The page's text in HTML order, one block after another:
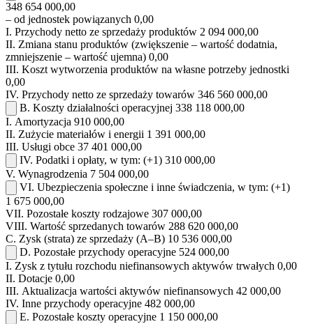
348 654 000,00
– od jednostek powiązanych 0,00
I. Przychody netto ze sprzedaży produktów 2 094 000,00
II. Zmiana stanu produktów (zwiększenie – wartość dodatnia,
zmniejszenie – wartość ujemna) 0,00
III. Koszt wytworzenia produktów na własne potrzeby jednostki
0,00
IV. Przychody netto ze sprzedaży towarów 346 560 000,00
B. Koszty działalności operacyjnej 338 118 000,00
I. Amortyzacja 910 000,00
II. Zużycie materiałów i energii 1 391 000,00
III. Usługi obce 37 401 000,00
IV. Podatki i opłaty, w tym: (+1) 310 000,00
V. Wynagrodzenia 7 504 000,00
VI. Ubezpieczenia społeczne i inne świadczenia, w tym: (+1)
1 675 000,00
VII. Pozostałe koszty rodzajowe 307 000,00
VIII. Wartość sprzedanych towarów 288 620 000,00
C. Zysk (strata) ze sprzedaży (A–B) 10 536 000,00
D. Pozostałe przychody operacyjne 524 000,00
I. Zysk z tytułu rozchodu niefinansowych aktywów trwałych 0,00
II. Dotacje 0,00
III. Aktualizacja wartości aktywów niefinansowych 42 000,00
IV. Inne przychody operacyjne 482 000,00
E. Pozostałe koszty operacyjne 1 150 000,00